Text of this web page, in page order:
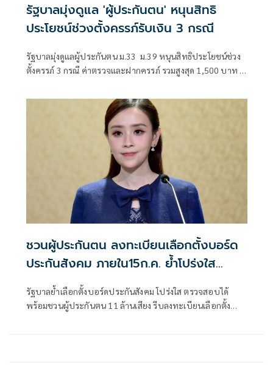
รัฐบาลมุ่งดูแล 'ผู้ประกันตน' หนุนสิทธิ
ประโยชน์ช่วงตั้งครรภ์รับเงิน 3 กรณี
รัฐบาลมุ่งดูแลผู้ประกันตน ม.33 ม.39 หนุนสิทธิประโยชน์ช่วง
ตั้งครรภ์ 3 กรณี ค่าตรวจและฝากครรภ์ รวมสูงสุด 1,500 บาท –
ต่อคนต่อเดือน ไม่เกิน 3 คน ตั้งแต่แรกเกิดจนครบ 6 ปี
ชวนผู้ประกันตน ลงทะเบียนเลือกตั้งบอร์ด
ประกันสังคม ภายใน15ก.ค. ย้ำโปร่งใส
ตรวจสอบได้
รัฐบาลย้ำเลือกตั้งบอร์ดประกันสังคม โปร่งใส ตรวจสอบได้
พร้อมชวนผู้ประกันตน 11 ล้านเสียง รีบลงทะเบียนเลือกตั้ง